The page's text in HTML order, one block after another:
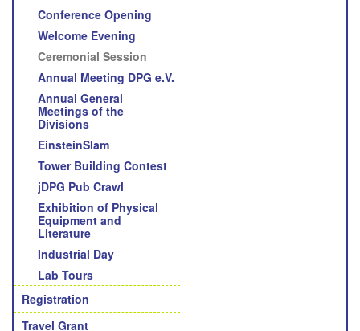
Conference Opening
Welcome Evening
Ceremonial Session
Annual Meeting DPG e.V.
Annual General
Meetings of the
Divisions
EinsteinSlam
Tower Building Contest
jDPG Pub Crawl
Exhibition of Physical
Equipment and
Literature
Industrial Day
Lab Tours
Registration
Travel Grant